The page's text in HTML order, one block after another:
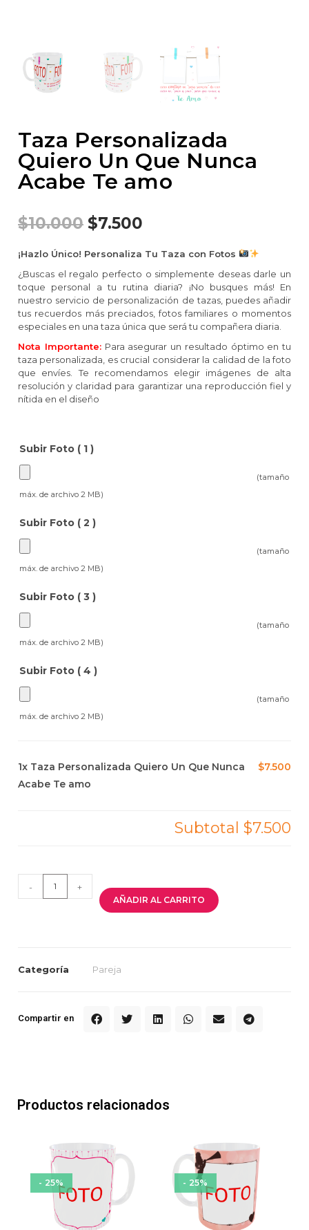
Taza Personalizada
Quiero Un Que Nunca
Acabe Te amo
$10.000 $7.500
¡Hazlo Único! Personaliza Tu Taza con Fotos
¿Buscas el regalo perfecto o simplemente deseas darle un
toque personal a tu rutina diaria? ¡No busques más! En
nuestro servicio de personalización de tazas, puedes añadir
tus recuerdos más preciados, fotos familiares o momentos
especiales en una taza única que será tu compañera diaria.
Nota Importante:Para asegurar un resultado óptimo en tu
taza personalizada, es crucial considerar la calidad de la foto
que envíes. Te recomendamos elegir imágenes de alta
resolución y claridad para garantizar una reproducción fiel y
nítida en el diseño
Subir Foto ( 1 )
(tamaño
máx. de archivo 2 MB)
Subir Foto ( 2 )
(tamaño
máx. de archivo 2 MB)
Subir Foto ( 3 )
(tamaño
máx. de archivo 2 MB)
Subir Foto ( 4 )
(tamaño
máx. de archivo 2 MB)
1x Taza Personalizada Quiero Un Que Nunca
Acabe Te amo
$7.500
Subtotal $7.500
- +
AÑADIR AL CARRITO
Categoría Pareja
Compartir en
Productos relacionados
- 25% - 25%